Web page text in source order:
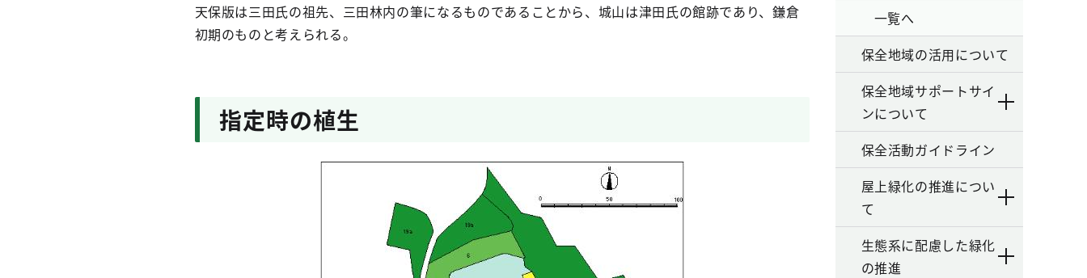
天保版は三田氏の祖先、三田林内の筆になるものであることから、城山は津田氏の館跡であり、鎌倉
初期のものと考えられる。
指定時の植生
一覧へ
保全地域の活用について
保全地域サポートサイ
ンについて
保全活動ガイドライン
屋上緑化の推進につい
て
生態系に配慮した緑化
の推進